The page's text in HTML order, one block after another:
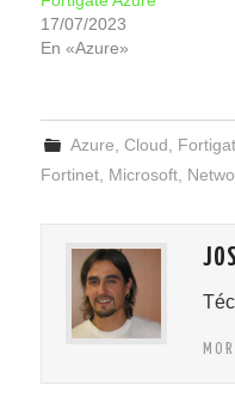
17/07/2023
En «Azure»
Azure ,Cloud
Fortinet Microsoft